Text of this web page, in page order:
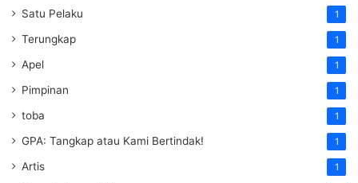
Satu Pelaku 1
Terungkap 1
Apel 1
Pimpinan 1
toba 1
GPA: Tangkap atau Kami Bertindak! 1
Artis 1